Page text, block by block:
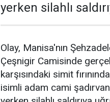
yerken silahlı
Olay, Manisa'nın
Çeşnigir Camisinde
karşısındaki simit
isimli adam cami